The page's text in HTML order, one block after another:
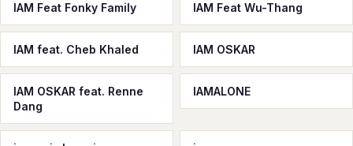
IAM Feat Fonky Family IAM Feat Wu-Thang
IAM feat. Cheb Khaled IAM OSKAR
IAM OSKAR feat. Renne
Dang
IAMALONE